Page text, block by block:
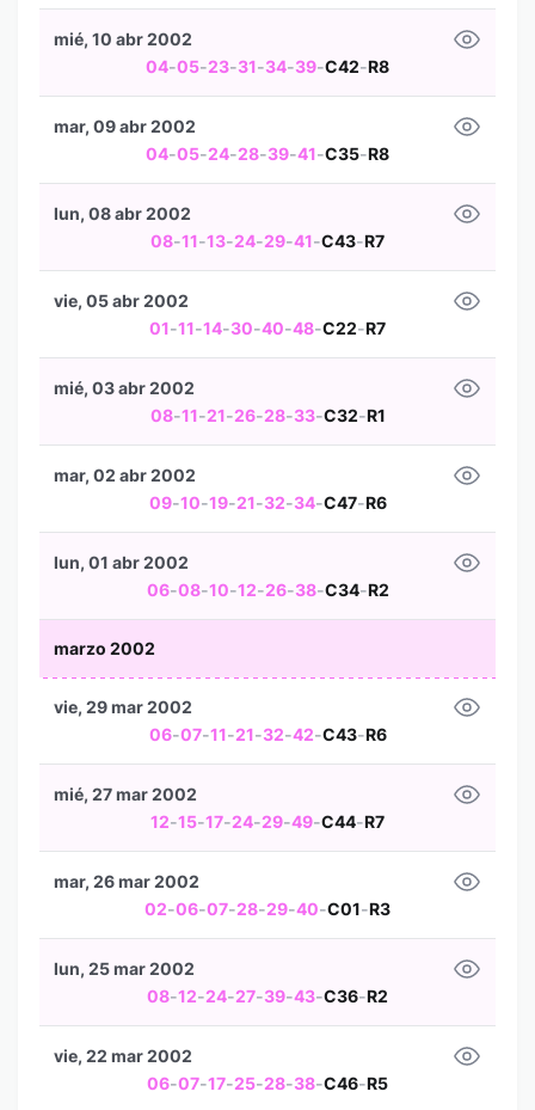
04-05-23-31-34-39-C42-R8
mié, 10 abr 2002
04-05-24-28-39-41-C35-R8
mar, 09 abr 2002
08-11-13-24-29-41-C43-R7
lun, 08 abr 2002
01-11-14-30-40-48-C22-R7
vie, 05 abr 2002
08-11-21-26-28-33-C32-R1
mié, 03 abr 2002
09-10-19-21-32-34-C47-R6
mar, 02 abr 2002
06-08-10-12-26-38-C34-R2
lun, 01 abr 2002
marzo 2002
06-07-11-21-32-42-C43-R6
vie, 29 mar 2002
12-15-17-24-29-49-C44-R7
mié, 27 mar 2002
02-06-07-28-29-40-C01-R3
mar, 26 mar 2002
08-12-24-27-39-43-C36-R2
lun, 25 mar 2002
06-07-17-25-28-38-C46-R5
vie, 22 mar 2002